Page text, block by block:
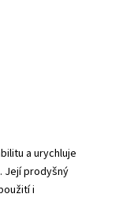
a urychluje
Její prodyšný
i